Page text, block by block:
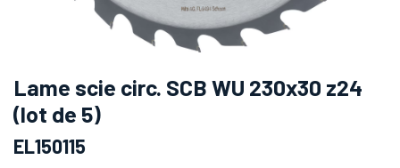
Lame scie circ. SCB WU 230x30 z24
(lot de 5)
EL150115